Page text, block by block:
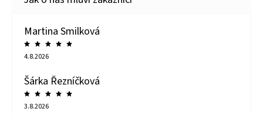
Martina Smilková
4.8.2026
Šárka Řezníčková
3.8.2026